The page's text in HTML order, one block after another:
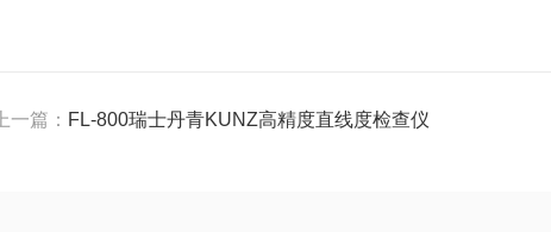
上一篇： FL-800瑞士丹青KUNZ高精度直线度检查仪